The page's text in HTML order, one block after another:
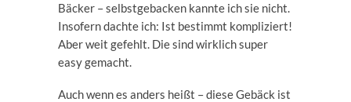
Bäcker – selbstgebacken kannte ich sie nicht.
Insofern dachte ich: Ist bestimmt kompliziert!
Aber weit gefehlt. Die sind wirklich super
easy gemacht.
Auch wenn es anders heißt – diese Gebäck ist